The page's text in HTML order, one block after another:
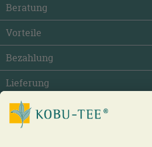
Beratung
Vorteile
Bezahlung
Lieferung